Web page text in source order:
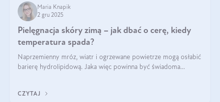
Maria Knapik
2 gru 2025
Pielęgnacja skóry zimą – jak dbać o cerę, kiedy
temperatura spada?
Naprzemienny mróz, wiatr i ogrzewane powietrze mogą osłabić
barierę hydrolipidową. Jaka więc powinna być świadoma
CZYTAJ